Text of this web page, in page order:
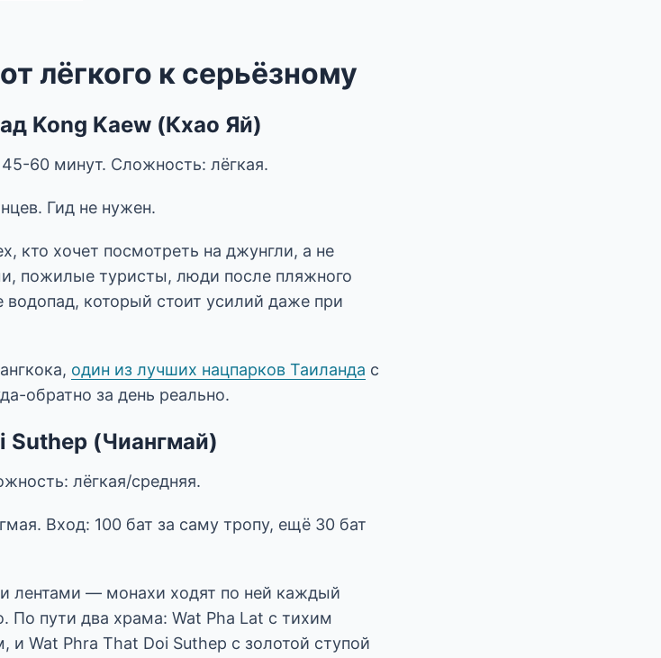
лёгкого к серьёзному
Kong Kaew (Кхао Яй)
60 минут. Сложность: лёгкая.
Гид не нужен.
кто хочет посмотреть на джунгли, а не
пожилые туристы, люди после пляжного
который стоит усилий даже при
один из лучших нацпарков Таиланда с
обратно за день реально.
Suthep (Чиангмай)
лёгкая/средняя.
Вход: 100 бат за саму тропу, ещё 30 бат
лентами — монахи ходят по ней каждый
По пути два храма: Wat Pha Lat с тихим
Wat Phra That Doi Suthep с золотой ступой